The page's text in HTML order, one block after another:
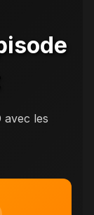
avec les